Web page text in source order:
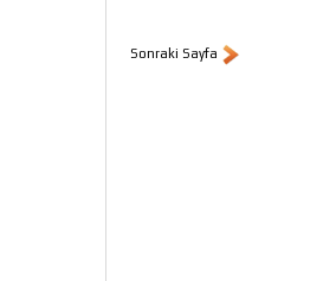
Sonraki Sayfa